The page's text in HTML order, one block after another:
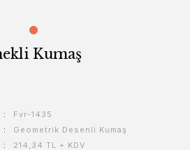
Kumaş
Fvr-1435
Geometrik Desenli Kumaş
214,34 TL + KDV